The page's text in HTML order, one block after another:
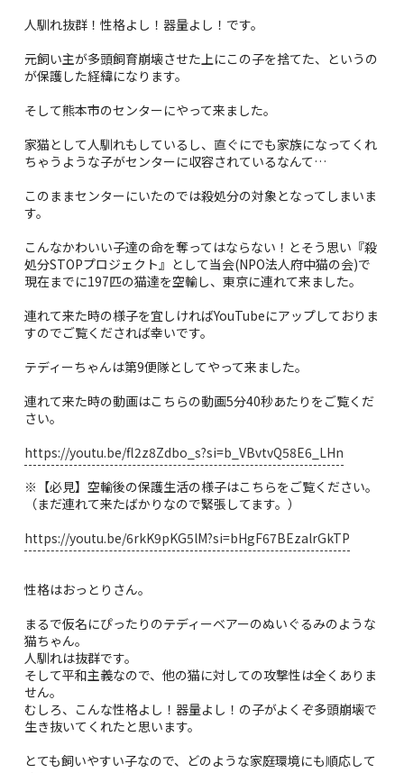
人馴れ抜群！性格よし！器量よし！です。
元飼い主が多頭飼育崩壊させた上にこの子を捨てた、というの
が保護した経緯になります。
そして熊本市のセンターにやって来ました。
家猫として人馴れもしているし、直ぐにでも家族になってくれ
ちゃうような子がセンターに収容されているなんて…
このままセンターにいたのでは殺処分の対象となってしまいま
す。
こんなかわいい子達の命を奪ってはならない！とそう思い『殺
処分STOPプロジェクト』として当会(NPO法人府中猫の会)で
現在までに197匹の猫達を空輸し、東京に連れて来ました。
連れて来た時の様子を宜しければYouTubeにアップしておりま
すのでご覧くだされば幸いです。
テディーちゃんは第9便隊としてやって来ました。
連れて来た時の動画はこちらの動画5分40秒あたりをご覧くだ
さい。
https://youtu.be/fl2z8Zdbo_s?si=b_VBvtvQ58E6_LHn
※【必見】空輸後の保護生活の様子はこちらをご覧ください。
（まだ連れて来たばかりなので緊張してます。）
https://youtu.be/6rkK9pKG5lM?si=bHgF67BEzalrGkTP
性格はおっとりさん。
まるで仮名にぴったりのテディーベアーのぬいぐるみのような
猫ちゃん。
人馴れは抜群です。
そして平和主義なので、他の猫に対しての攻撃性は全くありま
せん。
むしろ、こんな性格よし！器量よし！の子がよくぞ多頭崩壊で
生き抜いてくれたと思います。
とても飼いやすい子なので、どのような家庭環境にも順応して